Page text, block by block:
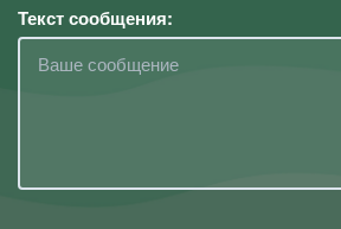
Текст сообщения: